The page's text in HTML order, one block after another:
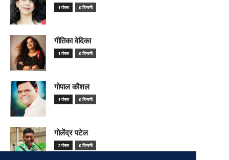
1 पोस्ट 0 टिप्पणी
गीतिका वेदिका
1 पोस्ट 0 टिप्पणी
गोपाल कौशल
1 पोस्ट 0 टिप्पणी
गोलेंद्र पटेल
2 पोस्ट 0 टिप्पणी